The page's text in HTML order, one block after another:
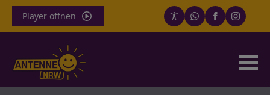
Player öffnen